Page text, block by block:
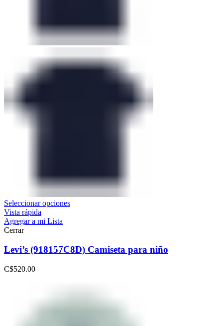
Seleccionar opciones
Vista rápida
Agregar a mi Lista
Cerrar
Levi’s (918157C8D) Camiseta para niño
C$520.00